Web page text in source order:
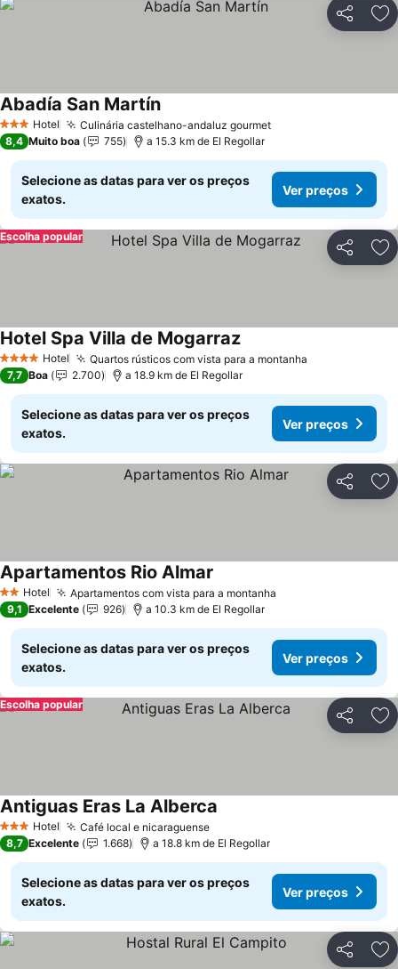
Partilhar
3 EstrelasHotel Culinária castelhano-andaluz gourmetVer preços
Abadía San MartínVer preços
8,4 Muito boa 755 a 15.3 km de El Regollar
Selecione as datas para ver os preços
exatos.
Ver preços
Partilhar
Escolha popular
4 EstrelasHotel Quartos rústicos com vista para a montanha
Hotel Spa Villa de MogarrazVer preços
7,7 Boa 2.700 a 18.9 km de El Regollar
Selecione as datas para ver os preços
exatos.
Ver preços
Partilhar
2 Estrelas
Hotel Apartamentos com vista para a montanha
Apartamentos Rio Almar
9,1 Excelente 926 a 10.3 km de El Regollar
Selecione as datas para ver os preços
exatos.
Ver preços
Partilhar
Escolha popular
3 EstrelasHotel Café local e nicaraguenseVer preços
Antiguas Eras La Alberca
8,7 Excelente 1.668 a 18.8 km de El Regollar
Selecione as datas para ver os preços
exatos.
Ver preços
Partilhar